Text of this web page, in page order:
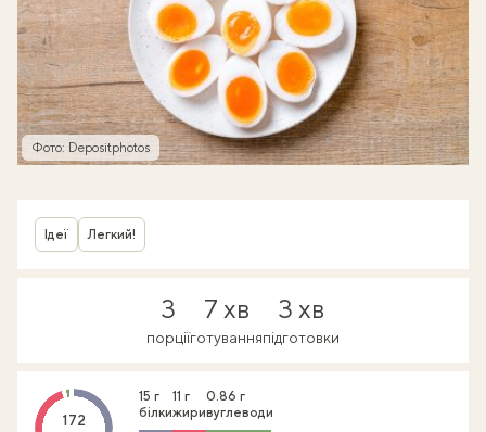
Фото: Depositphotos
Ідеї Легкий!
3
порції
7 хв
готування
3 хв
підготовки
172
15 г
білки
11 г
жири
0.86 г
вуглеводи